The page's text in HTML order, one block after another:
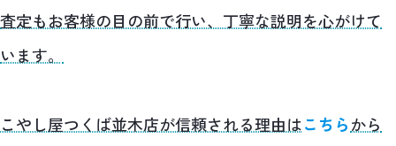
査定もお客様の目の前で行い、丁寧な説明を心がけて
います。
こやし屋つくば並木店が信頼される理由はこちらから